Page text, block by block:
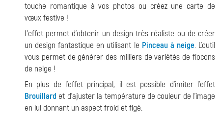
touche romantique à vos photos ou créez une carte de
vœux festive !
L'effet permet d'obtenir un design très réaliste ou de créer
un design fantastique en utilisant le Pinceau à neige. L'outil
vous permet de générer des milliers de variétés de flocons
de neige !
En plus de l'effet principal, il est possible d'imiter l'effet
Brouillard et d'ajuster la température de couleur de l'image
en lui donnant un aspect froid et figé.